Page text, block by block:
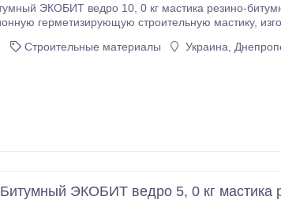
ЭКОБИТ ведро 10, 0 кг мастика резино-
строительную мастику, изготовленную на основе бутилкаучука, битума и других
основе бутилкаучука, битума и других технологических добавок.
Строительные материалы Украина,
ЭКОБИТ ведро 5, 0 кг мастика